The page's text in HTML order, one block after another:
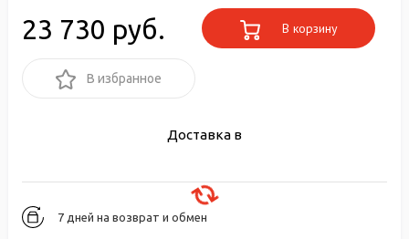
23 730 руб. В корзину
В избранное
Доставка в
7 дней на возврат и обмен